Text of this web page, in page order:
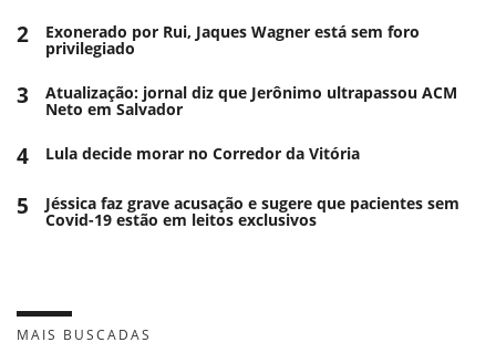
2 Exonerado por Rui, Jaques Wagner está sem foro
privilegiado
3 Atualização: jornal diz que Jerônimo ultrapassou ACM
Neto em Salvador
4 Lula decide morar no Corredor da Vitória
5 Jéssica faz grave acusação e sugere que pacientes sem
Covid-19 estão em leitos exclusivos
MAIS BUSCADAS